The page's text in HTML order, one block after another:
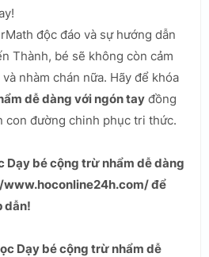
độc đáo và sự hướng dẫn
Thành, bé sẽ không còn cảm
nhàm chán nữa. Hãy để khóa
dễ dàng với ngón tay đồng
con đường chinh phục tri thức.
Dạy bé cộng trừ nhẩm dễ dàng
để
dẫn!
Dạy bé cộng trừ nhẩm dễ